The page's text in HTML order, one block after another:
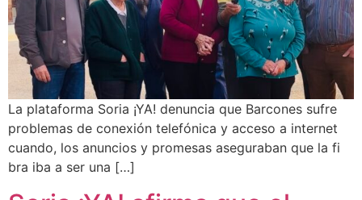
La plataforma Soria ¡YA! denuncia que Barcones sufre
problemas de conexión telefónica y acceso a internet
cuando, los anuncios y promesas aseguraban que la fi
bra iba a ser una […]